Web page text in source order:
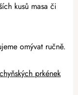
kusů masa či
omývat ručně.
prkének